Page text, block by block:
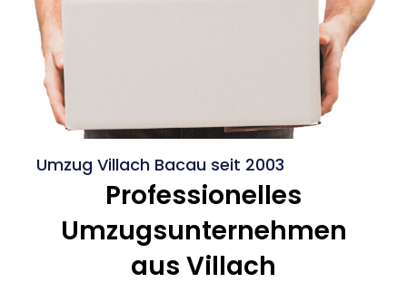
Umzug Villach Bacau seit 2003
Professionelles
Umzugsunternehmen
aus Villach